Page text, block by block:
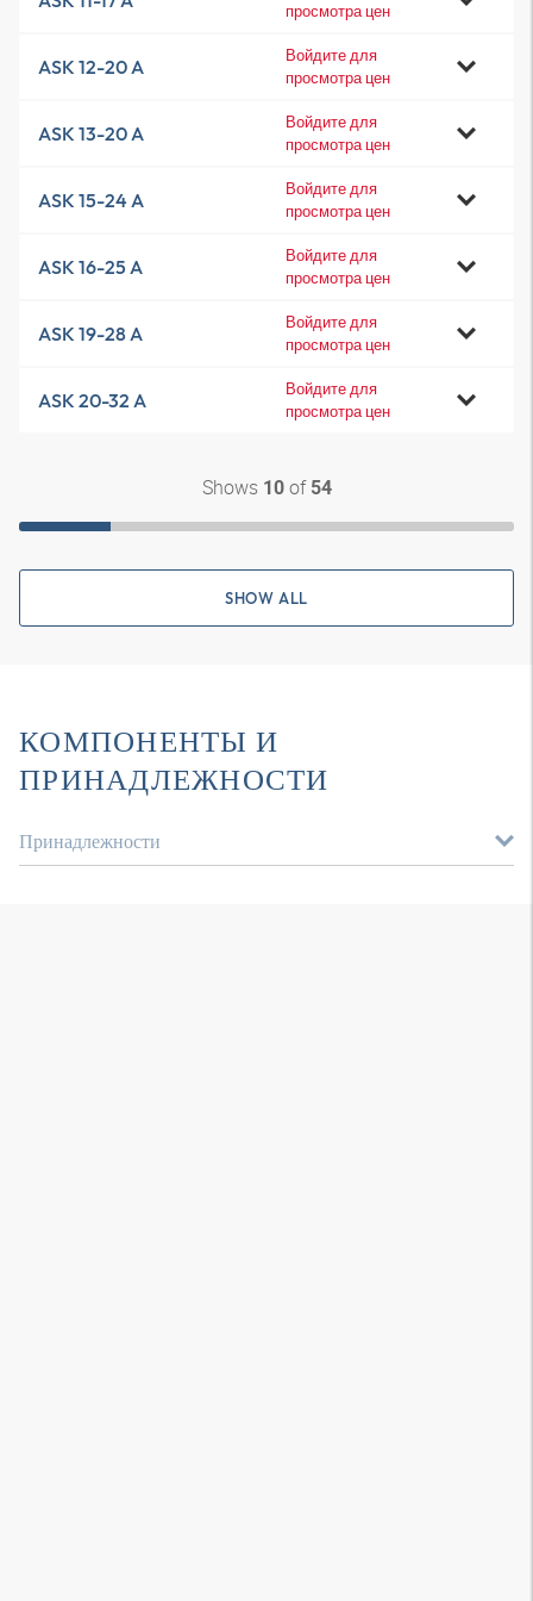
просмотра цен
ASK 12-20 A
Войдите для
просмотра цен
ASK 13-20 A
Войдите для
просмотра цен
ASK 15-24 A
Войдите для
просмотра цен
ASK 16-25 A
Войдите для
просмотра цен
ASK 19-28 A
Войдите для
просмотра цен
ASK 20-32 A
Войдите для
просмотра цен
Shows 10of 54
SHOW ALL
КОМПОНЕНТЫ И
ПРИНАДЛЕЖНОСТИ
Принадлежности